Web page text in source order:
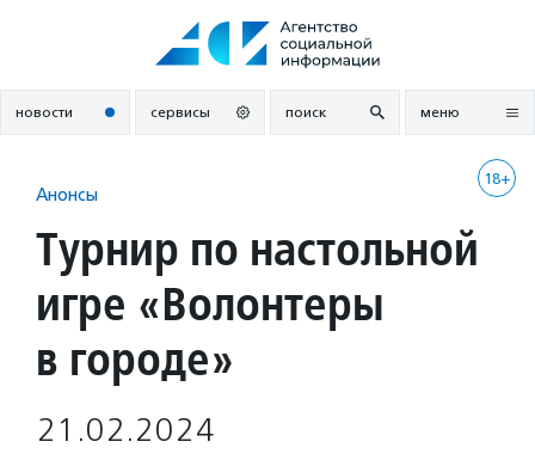
новости сервисы поиск меню
18+
Анонсы
Турнир по настольной
игре «Волонтеры
в городе»
21.02.2024